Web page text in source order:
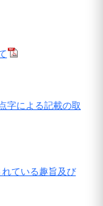
字による記載の取
ている趣旨及び